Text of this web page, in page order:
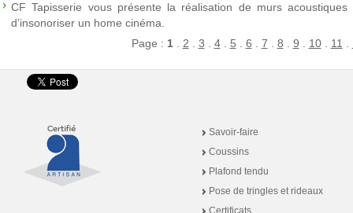
CF Tapisserie vous présente la réalisation de murs
d’insonoriser un home cinéma.
Page : 1. 2 3 4. 5 6 7 8 9 10. 11
Savoir-faire
Coussins
Plafond tendu
Pose de tringles et rideaux
Certificats